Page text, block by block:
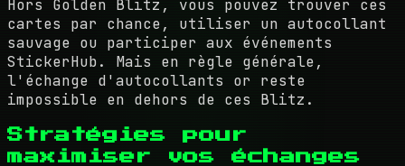
Hors Golden Blitz, vous pouvez trouver ces
cartes par chance, utiliser un autocollant
sauvage ou participer aux événements
StickerHub. Mais en règle générale,
l'échange d'autocollants or reste
impossible en dehors de ces Blitz.
Stratégies pour
maximiser vos échanges